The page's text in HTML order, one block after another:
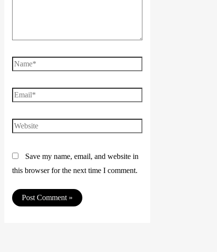
Name*
Email*
Website
Save my name, email, and website in
this browser for the next time I comment.